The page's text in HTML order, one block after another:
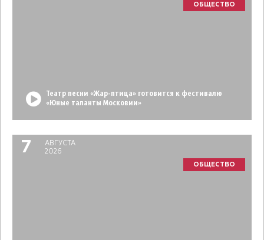
ОБЩЕСТВО
Театр песни «Жар-птица» готовится к фестивалю
«Юные таланты Московии»
7
АВГУСТА
2026
ОБЩЕСТВО